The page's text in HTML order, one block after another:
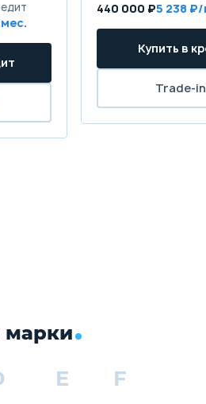
440 000 ₽5 238
марки
E F